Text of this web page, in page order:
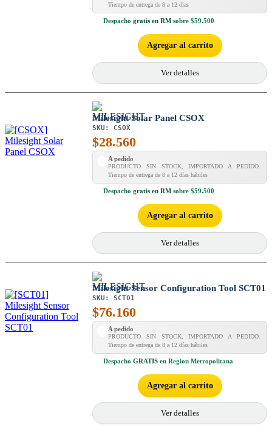
Tiempo de entrega de 8 a 12 días
Despacho gratis en RM sobre $59.500
Agregar al carrito
Ver detalles
Milesight Solar Panel CSOX
SKU: CSOX
$28.560
A pedido
PRODUCTO SIN STOCK, IMPORTADO A PEDIDO.
Tiempo de entrega de 8 a 12 días hábiles
Despacho gratis en RM sobre $59.500
Agregar al carrito
Ver detalles
Milesight Sensor Configuration Tool SCT01
SKU: SCT01
$76.160
A pedido
PRODUCTO SIN STOCK, IMPORTADO A PEDIDO.
Tiempo de entrega de 8 a 12 días hábiles
Despacho GRATIS en Region Metropolitana
Agregar al carrito
Ver detalles